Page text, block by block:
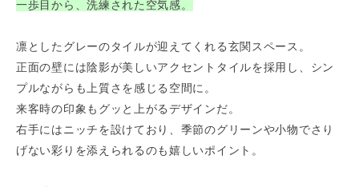
一歩目から、洗練された空気感。
凛としたグレーのタイルが迎えてくれる玄関スペース。
正面の壁には陰影が美しいアクセントタイルを採用し、シン
プルながらも上質さを感じる空間に。
来客時の印象もグッと上がるデザインだ。
右手にはニッチを設けており、季節のグリーンや小物でさり
げない彩りを添えられるのも嬉しいポイント。